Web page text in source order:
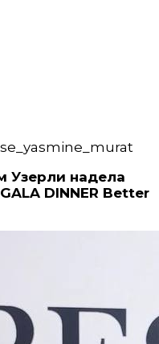
Узерли надела
DINNER Better